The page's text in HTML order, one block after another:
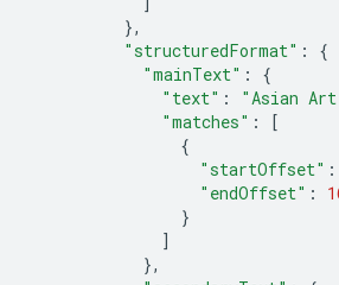
},
"structuredFormat" :
{
"mainText" :
{
"text" : "Asian Art
"matches" :
[
{
"startOffset" :
"endOffset" :
}
]
},